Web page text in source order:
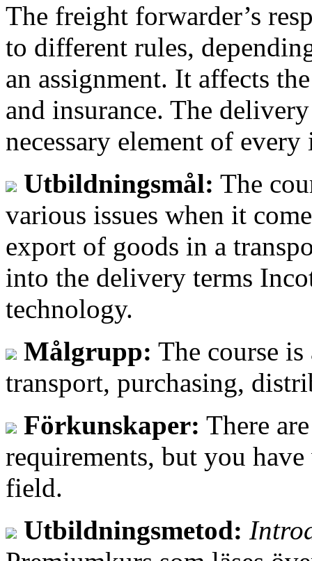
The freight forwarder’s
to different rules,
an assignment. It affects
and insurance. The
necessary element of
Utbildningsmål: The
various issues when it
export of goods in a
into the delivery terms
technology.
Målgrupp: The course
transport, purchasing,
Förkunskaper: There
requirements, but you
field.
Utbildningsmetod: